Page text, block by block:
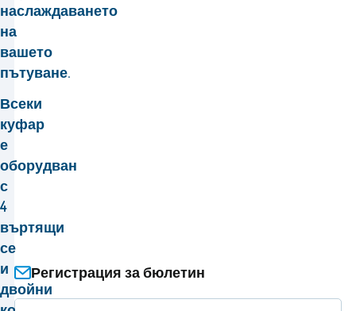
наслаждаването
на
вашето
пътуване.
Всеки
куфар
е
оборудван
с
4
въртящи
се
и
двойни
Регистрация за бюлетин